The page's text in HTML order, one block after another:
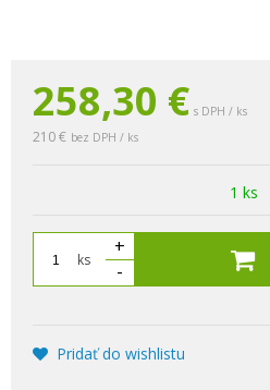
258,30 € s DPH / ks
210 € bez DPH / ks
1 ks
ks
+
-
Pridať do wishlistu